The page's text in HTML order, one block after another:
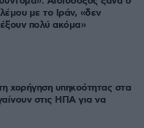
με το Ιράν, «δεν
πολύ ακόμα»
χορήγηση υπηκοότητας στα
στις ΗΠΑ για να